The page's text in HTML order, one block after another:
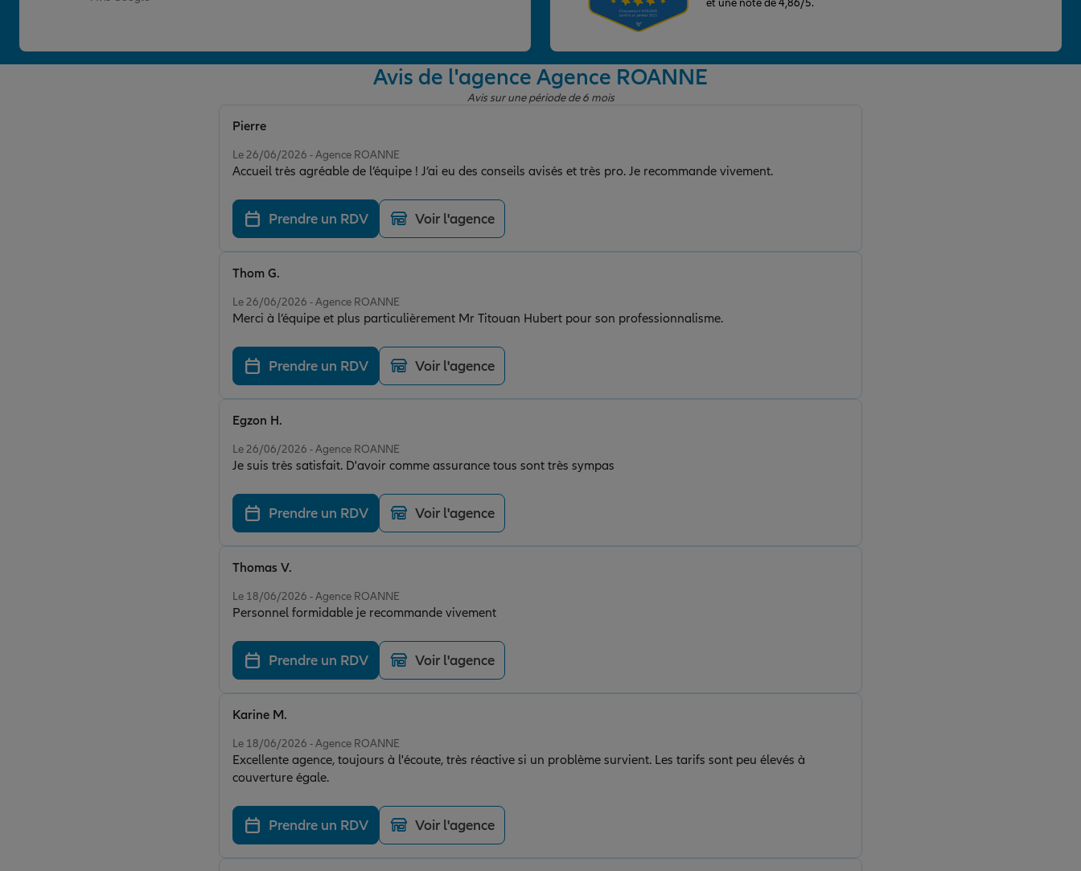
Avis de l'agence Agence ROANNE
Avis sur une période de 6 mois
Le 26/06/2026 - Agence ROANNE
Accueil très agréable de l’équipe ! J’ai eu des conseils avisés et très pro. Je recommande vivement.
Pierre
Prendre un RDV Voir l'agence
Le 26/06/2026 - Agence ROANNE
Merci à l’équipe et plus particulièrement Mr Titouan Hubert pour son professionnalisme.
Thom G.
Prendre un RDV Voir l'agence
Le 26/06/2026 - Agence ROANNE
Je suis très satisfait. D'avoir comme assurance tous sont très sympas
Egzon H.
Prendre un RDV Voir l'agence
Le 18/06/2026 - Agence ROANNE
Personnel formidable je recommande vivement
Thomas V.
Prendre un RDV Voir l'agence
Le 18/06/2026 - Agence ROANNE
Excellente agence, toujours à l'écoute, très réactive si un problème survient. Les tarifs sont peu élevés à
couverture égale.
Karine M.
Prendre un RDV Voir l'agence